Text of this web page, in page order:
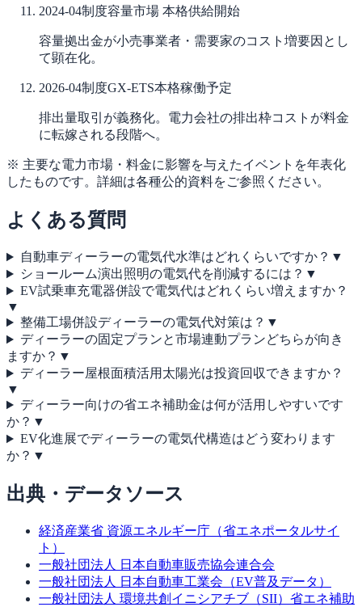
2024-04制度容量市場 本格供給開始
容量拠出金が小売事業者・需要家のコスト増要因とし
て顕在化。
2026-04制度GX-ETS本格稼働予定
排出量取引が義務化。電力会社の排出枠コストが料金
に転嫁される段階へ。
※ 主要な電力市場・料金に影響を与えたイベントを年表化
したものです。詳細は各種公的資料をご参照ください。
よくある質問
自動車ディーラーの電気代水準はどれくらいですか？ ▼
ショールーム演出照明の電気代を削減するには？ ▼
EV試乗車充電器併設で電気代はどれくらい増えますか？
▼
整備工場併設ディーラーの電気代対策は？ ▼
ディーラーの固定プランと市場連動プランどちらが向き
ますか？ ▼
ディーラー屋根面積活用太陽光は投資回収できますか？
▼
ディーラー向けの省エネ補助金は何が活用しやすいです
か？ ▼
EV化進展でディーラーの電気代構造はどう変わります
か？ ▼
出典・データソース
経済産業省 資源エネルギー庁（省エネポータルサイ
ト）
一般社団法人 日本自動車販売協会連合会
一般社団法人 日本自動車工業会（EV普及データ）
一般社団法人 環境共創イニシアチブ（SII）省エネ補助